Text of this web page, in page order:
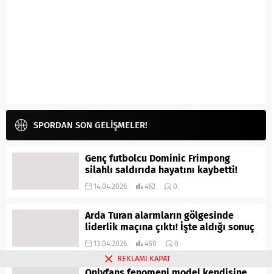
SPORDAN SON GELİŞMELER!
Genç futbolcu Dominic Frimpong
silahlı saldırıda hayatını kaybetti!
14.04.2026 462 0
Arda Turan alarmların gölgesinde
liderlik maçına çıktı! İşte aldığı sonuç
13.04.2026 480 0
REKLAMI KAPAT